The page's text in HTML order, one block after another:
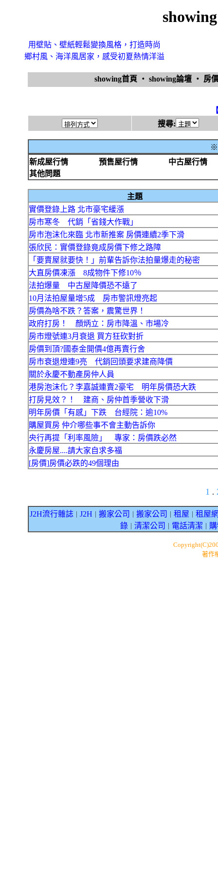
用壁貼、壁紙輕鬆變換風格，打造時尚
鄉村風、海洋風居家，感受初夏熱情洋溢
showing首頁 ‧ showing論壇 ‧ 房
搜尋:
※
新成屋行情
預售屋行情
中古屋行情
其他問題
主題
實價登錄上路 北市豪宅緩漲
房市寒冬 代銷「省錢大作戰」
房市泡沫化來臨 北市新推案 房價連續2季下滑
張欣民：實價登錄竟成房價下修之路障
「要賣屋就要快！」前輩告訴你法拍量爆走的秘密
大直房價凍漲 8成物件下修10％
法拍爆量 中古屋降價恐不遠了
10月法拍屋量增5成 房市警訊燈亮起
房價為啥不跌？答案，震驚世界！
政府打房！ 顏炳立：房市降溫、市場冷
房市燈號連3月衰退 買方狂砍對折
房價到頂?國泰金開價4億再賣行舍
房市衰退燈連9亮 代銷回頭要求建商降價
關於永慶不動產房仲人員
港房泡沫化？李嘉誠連賣2豪宅 明年房價恐大跌
打房見效？！ 建商、房仲首季營收下滑
明年房價「有感」下跌 台經院：逾10%
購屋買房 仲介哪些事不會主動告訴你
央行再提「利率風險」 專家：房價跌必然
永慶房屋....請大家自求多福
[房價]房價必跌的49個理由
1 .
J2H流行雜誌 J2H 搬家公司 搬家公司 租屋
租屋
錄｜ 清潔公司 電話清潔
著作